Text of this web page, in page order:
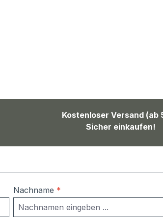
Kostenloser Versand (ab
Sicher einkaufen!
Nachname *